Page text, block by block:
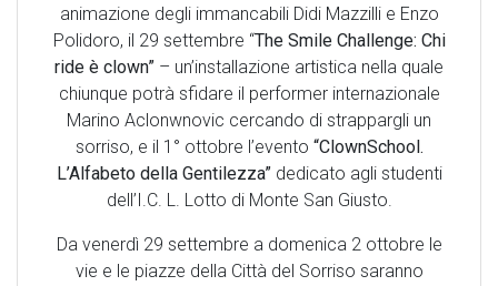
animazione degli immancabili Didi Mazzilli e Enzo
Polidoro, il 29 settembre “The Smile Challenge: Chi
ride è clown” – un’installazione artistica nella quale
chiunque potrà sfidare il performer internazionale
Marino Aclonwnovic cercando di strappargli un
sorriso, e il 1° ottobre l’evento “ClownSchool.
L’Alfabeto della Gentilezza” dedicato agli studenti
dell’I.C. L. Lotto di Monte San Giusto.
Da venerdì 29 settembre a domenica 2 ottobre le
vie e le piazze della Città del Sorriso saranno